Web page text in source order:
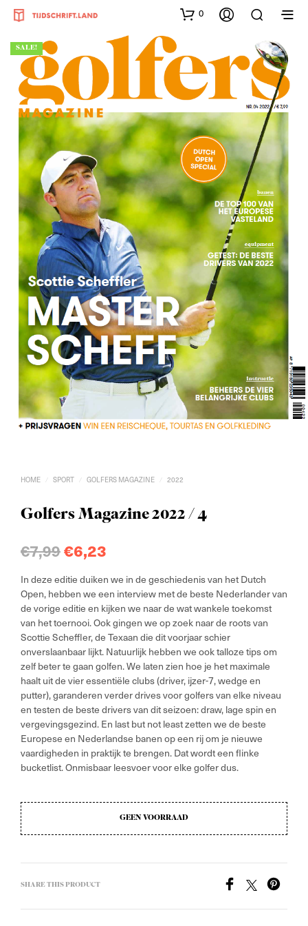
0
SALE!
HOME / SPORT / GOLFERS MAGAZINE / 2022
Golfers Magazine 2022 / 4
€7,99Oorspronkelijke
prijs
was:
€7,99.
€6,23
prijs
is:
€6,23.
In deze editie duiken we in de geschiedenis van het Dutch
Open, hebben we een interview met de beste Nederlander van
de vorige editie en kijken we naar de wat wankele toekomst
van het toernooi. Ook gingen we op zoek naar de roots van
Scottie Scheffler, de Texaan die dit voorjaar schier
onverslaanbaar lijkt. Natuurlijk hebben we ook talloze tips om
zelf beter te gaan golfen. We laten zien hoe je het maximale
haalt uit de vier essentiële clubs (driver, ijzer-7, wedge en
putter), garanderen verder drives voor golfers van elke niveau
en testen de beste drivers van dit seizoen: draw, lage spin en
vergevingsgezind. En last but not least zetten we de beste
Europese en Nederlandse banen op een rij om je nieuwe
vaardigheden in praktijk te brengen. Dat wordt een flinke
bucketlist. Onmisbaar leesvoer voor elke golfer dus.
GEEN VOORRAAD
SHARE THIS PRODUCT